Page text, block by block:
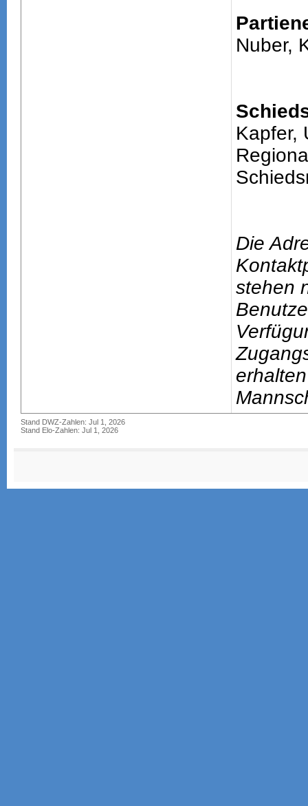
Nuber,
Kapfer,
Die
stehen
Stand DWZ-Zahlen: Jul 1, 2026
Stand Elo-Zahlen: Jul 1, 2026